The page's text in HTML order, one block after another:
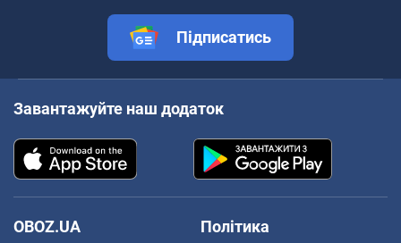
Підписатись
Завантажуйте наш додаток
OBOZ.UA
Політика